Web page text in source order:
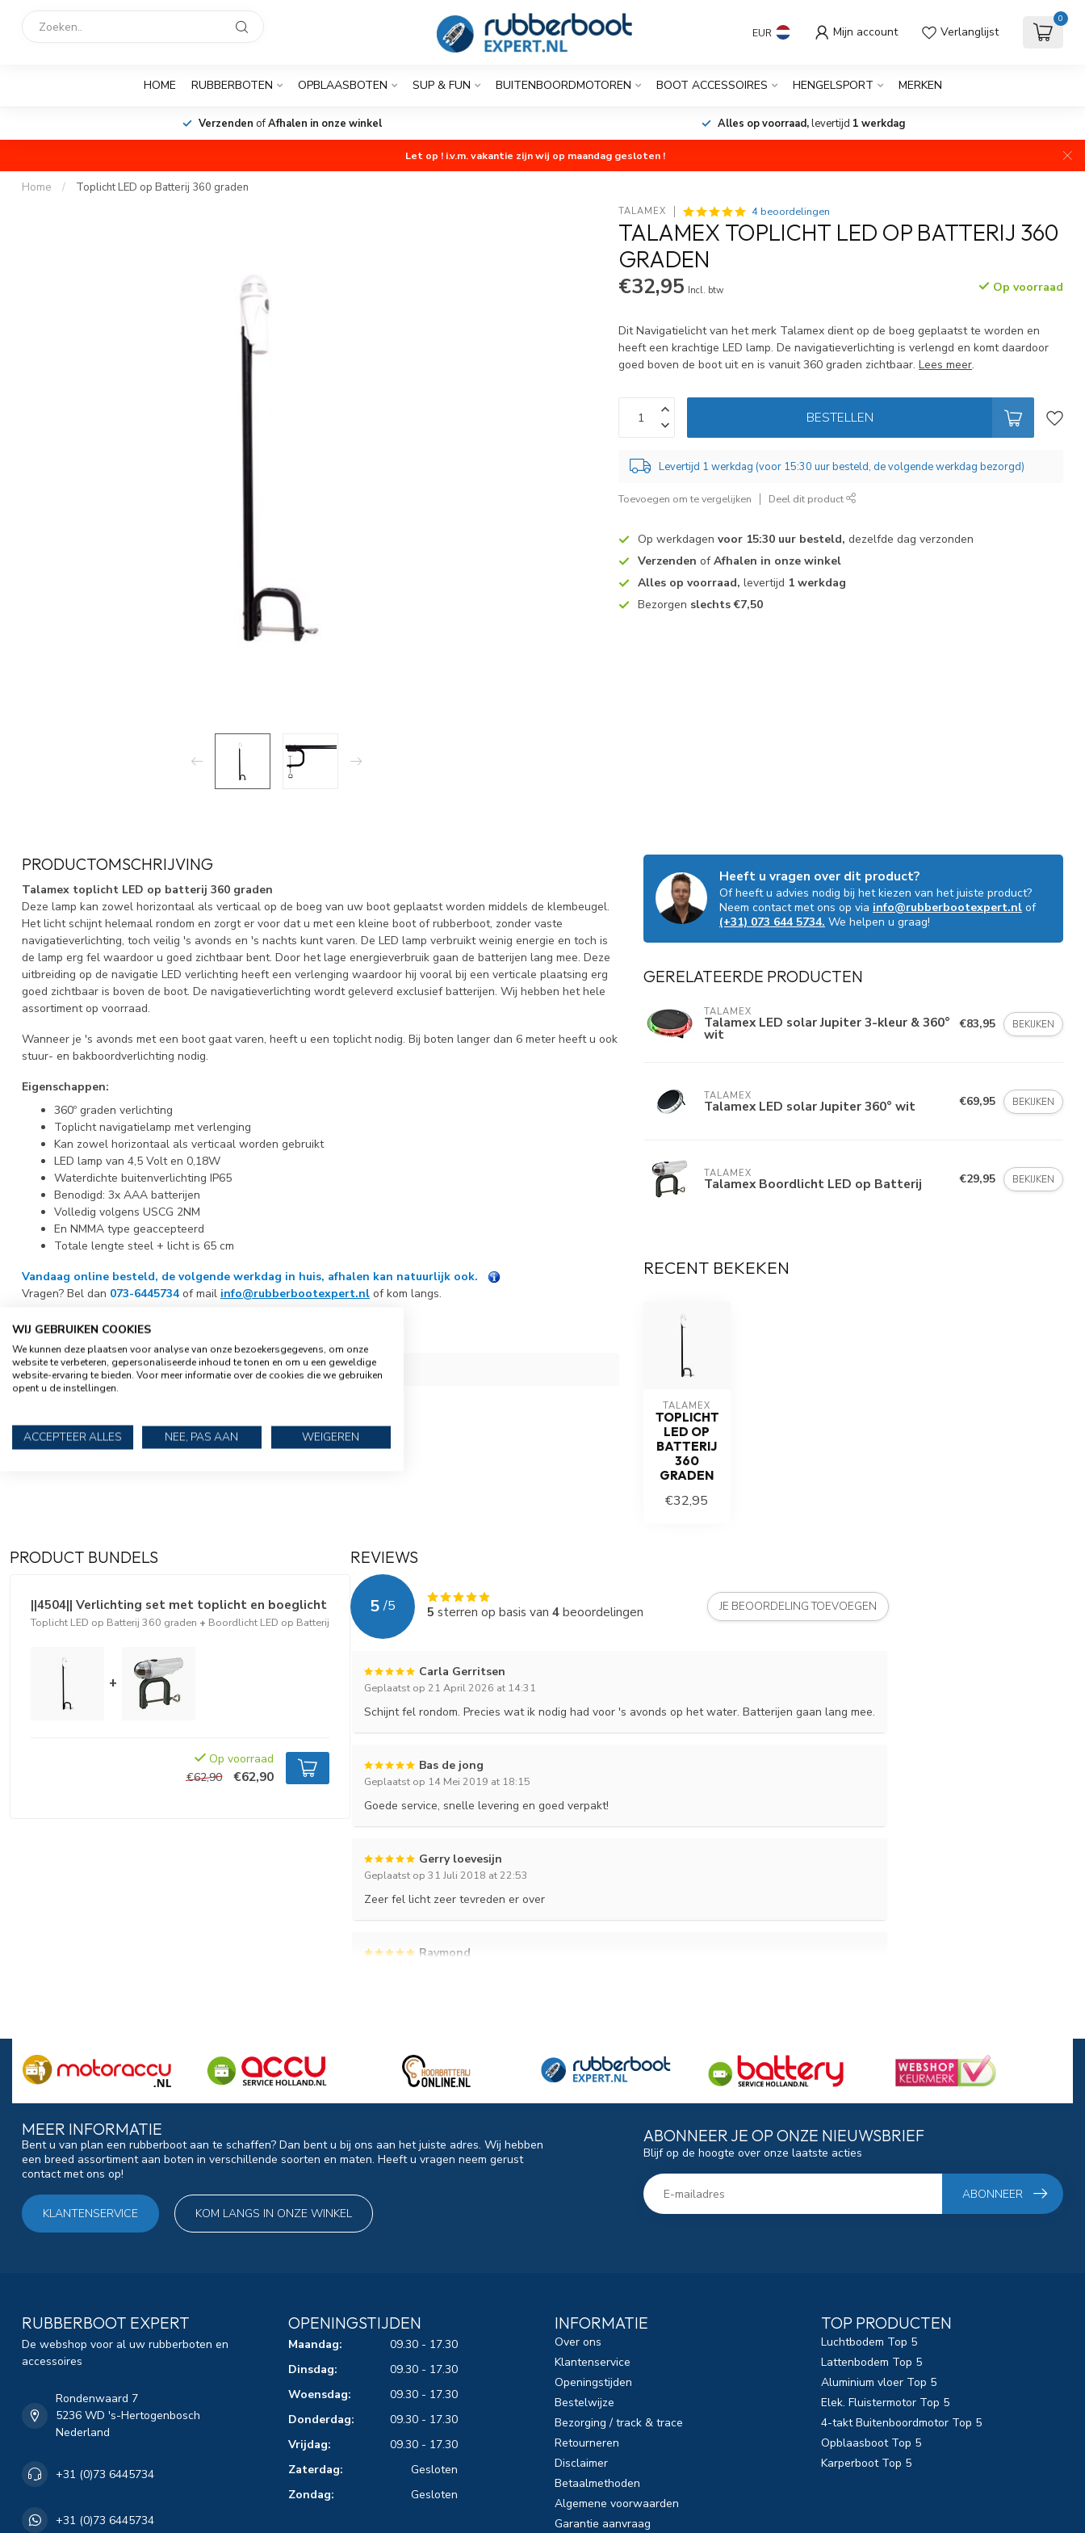
EUR Mijn account Verlanglijst
0
HOME RUBBERBOTEN OPBLAASBOTEN SUP & FUN BUITENBOORDMOTOREN BOOT ACCESSOIRES HENGELSPORT MERKEN
Verzenden ofAfhalen in onze winkel Alles op voorraad,levertijd 1 werkdag
Let op ! i.v.m. vakantie zijn wij op maandag gesloten !
Home / Toplicht LED op Batterij 360 graden
TALAMEX 4 beoordelingen
TALAMEX TOPLICHT LED OP BATTERIJ 360
GRADEN
€32,95 Incl. btw Op voorraad
Dit Navigatielicht van het merk Talamex dient op de boeg geplaatst te worden en
heeft een krachtige LED lamp. De navigatieverlichting is verlengd en komt daardoor
goed boven de boot uit en is vanuit 360 graden zichtbaar.Lees meer.
BESTELLEN
Levertijd 1 werkdag (voor 15:30 uur besteld, de volgende werkdag bezorgd)
Toevoegen om te vergelijken Deel dit product
Op werkdagenvoor 15:30 uur besteld, dezelfde dag verzonden
Verzenden ofAfhalen in onze winkel
Alles op voorraad, levertijd 1 werkdag
Bezorgen slechts €7,50
PRODUCTOMSCHRIJVING
Talamex toplicht LED op batterij 360 graden
Deze lamp kan zowel horizontaal als verticaal op de boeg van uw boot geplaatst worden middels de klembeugel.
Het licht schijnt helemaal rondom en zorgt er voor dat u met een kleine boot of rubberboot, zonder vaste
navigatieverlichting, toch veilig 's avonds en 's nachts kunt varen. De LED lamp verbruikt weinig energie en toch is
de lamp erg fel waardoor u goed zichtbaar bent. Door het lage energieverbruik gaan de batterijen lang mee. Deze
uitbreiding op de navigatie LED verlichting heeft een verlenging waardoor hij vooral bij een verticale plaatsing erg
goed zichtbaar is boven de boot. De navigatieverlichting wordt geleverd exclusief batterijen. Wij hebben het hele
assortiment op voorraad.
Wanneer je 's avonds met een boot gaat varen, heeft u een toplicht nodig. Bij boten langer dan 6 meter heeft u ook
stuur- en bakboordverlichting nodig.
Eigenschappen:
360º graden verlichting
Toplicht navigatielamp met verlenging
Kan zowel horizontaal als verticaal worden gebruikt
LED lamp van 4,5 Volt en 0,18W
Waterdichte buitenverlichting IP65
Benodigd: 3x AAA batterijen
Volledig volgens USCG 2NM
En NMMA type geaccepteerd
Totale lengte steel + licht is 65 cm
Vandaag online besteld, de volgende werkdag in huis, afhalen kan natuurlijk ook.
Vragen? Bel dan 073-6445734 of mail info@rubberbootexpert.nl of kom langs.
SPECIFICATIES
Artikelnummer 12543051
Heeft u vragen over dit product?
Of heeft u advies nodig bij het kiezen van het juiste product?
Neem contact met ons op via info@rubberbootexpert.nl of
(+31) 073 644 5734. We helpen u graag!
GERELATEERDE PRODUCTEN
TALAMEX
Talamex LED solar Jupiter 3-kleur & 360°
wit
€83,95 BEKIJKEN
TALAMEX
Talamex LED solar Jupiter 360° wit €69,95 BEKIJKEN
TALAMEX
Talamex Boordlicht LED op Batterij €29,95 BEKIJKEN
RECENT BEKEKEN
TALAMEX
TOPLICHT
LED OP
BATTERIJ
360
GRADEN
€32,95
PRODUCT BUNDELS
||4504|| Verlichting set met toplicht en boeglicht
Toplicht LED op Batterij 360 graden + Boordlicht LED op Batterij
+
Op voorraad
€62,90
€62,90
REVIEWS
5 /5 5 sterren op basis van 4beoordelingen JE BEOORDELING TOEVOEGEN
Carla Gerritsen
Geplaatst op 21 April 2026 at 14:31
Schijnt fel rondom. Precies wat ik nodig had voor 's avonds op het water. Batterijen gaan lang mee.
Bas de jong
Geplaatst op 14 Mei 2019 at 18:15
Goede service, snelle levering en goed verpakt!
Gerry loevesijn
Geplaatst op 31 Juli 2018 at 22:53
Zeer fel licht zeer tevreden er over
Raymond
MEER INFORMATIE
Bent u van plan een rubberboot aan te schaffen? Dan bent u bij ons aan het juiste adres. Wij hebben
een breed assortiment aan boten in verschillende soorten en maten. Heeft u vragen neem gerust
contact met ons op!
KLANTENSERVICE KOM LANGS IN ONZE WINKEL
ABONNEER JE OP ONZE NIEUWSBRIEF
Blijf op de hoogte over onze laatste acties
ABONNEER
RUBBERBOOT EXPERT
De webshop voor al uw rubberboten en
accessoires
Rondenwaard 7
5236 WD 's-Hertogenbosch
Nederland
+31 (0)73 6445734
+31 (0)73 6445734
OPENINGSTIJDEN
Maandag:
09.30 - 17.30
Dinsdag:
09.30 - 17.30
Woensdag:
09.30 - 17.30
Donderdag:
09.30 - 17.30
Vrijdag:
09.30 - 17.30
Zaterdag:
Gesloten
Zondag:
Gesloten
INFORMATIE
Over ons
Klantenservice
Openingstijden
Bestelwijze
Bezorging / track & trace
Retourneren
Disclaimer
Betaalmethoden
Algemene voorwaarden
Garantie aanvraag
TOP PRODUCTEN
Luchtbodem Top 5
Lattenbodem Top 5
Aluminium vloer Top 5
Elek. Fluistermotor Top 5
4-takt Buitenboordmotor Top 5
Opblaasboot Top 5
Karperboot Top 5
WIJ GEBRUIKEN COOKIES
We kunnen deze plaatsen voor analyse van onze bezoekersgegevens, om onze
website te verbeteren, gepersonaliseerde inhoud te tonen en om u een geweldige
website-ervaring te bieden. Voor meer informatie over de cookies die we gebruiken
opent u de instellingen.
ACCEPTEER ALLES NEE, PAS AAN WEIGEREN